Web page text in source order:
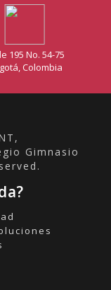
195 No. 54-75
Colombia
Gimnasio